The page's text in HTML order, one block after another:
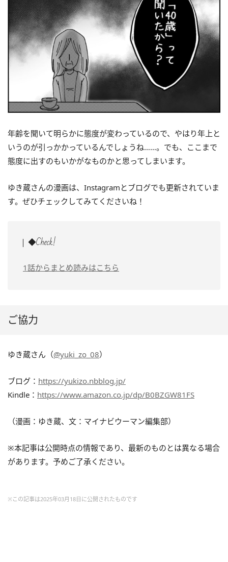
年齢を聞いて明らかに態度が変わっているので、やはり年上と
いうのが引っかかっているんでしょうね……。でも、ここまで
態度に出すのもいかがなものかと思ってしまいます。
ゆき蔵さんの漫画は、Instagramとブログでも更新されていま
す。ぜひチェックしてみてくださいね！
◆Check!
1話からまとめ読みはこちら
ご協力
ゆき蔵さん（@yuki_zo_08）
ブログ： https://yukizo.nbblog.jp/
Kindle： https://www.amazon.co.jp/dp/B0BZGW81FS
（漫画：ゆき蔵、文：マイナビウーマン編集部）
※本記事は公開時点の情報であり、最新のものとは異なる場合
があります。予めご了承ください。
※この記事は2025年03月18日に公開されたものです